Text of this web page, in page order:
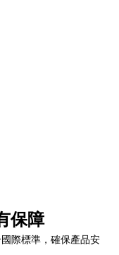
保障
際標準，確保產品安